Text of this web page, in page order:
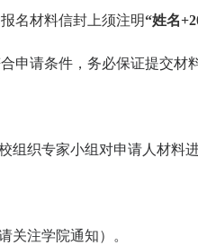
名材料信封上须注明“姓名
申请条件，务必保证提交
组织专家小组对申请人材料
关注学院通知）。